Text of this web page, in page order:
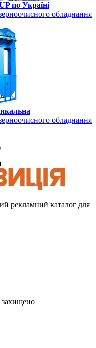
по Україні
обладнання
обладнання
рекламний каталог для
захищено